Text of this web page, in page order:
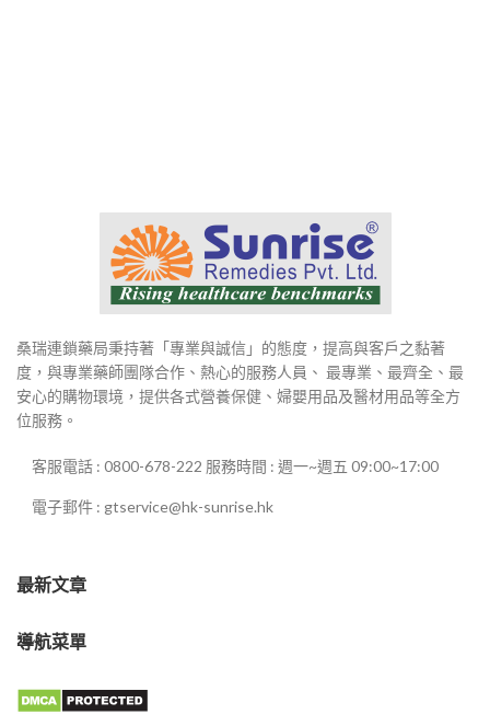
桑瑞連鎖藥局秉持著「專業與誠信」的態度，提高與客戶之黏著
度，與專業藥師團隊合作、熱心的服務人員、 最專業、最齊全、最
安心的購物環境，提供各式營養保健、婦嬰用品及醫材用品等全方
位服務。
客服電話 : 0800-678-222 服務時間 : 週一~週五 09:00~17:00
電子郵件 : gtservice@hk-sunrise.hk
最新文章
導航菜單